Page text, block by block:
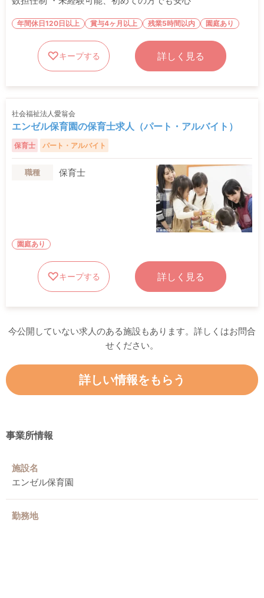
年間休日120日以上 賞与4ヶ月以上 残業5時間以内 園庭あり
キープする 詳しく見る
社会福祉法人愛翁会
エンゼル保育園の保育士求人（パート・アルバイト）
保育士 パート・アルバイト
職種 保育士
園庭あり
キープする 詳しく見る
今公開していない求人のある施設もあります。詳しくはお問合
せください。
詳しい情報をもらう
事業所情報
施設名
エンゼル保育園
勤務地